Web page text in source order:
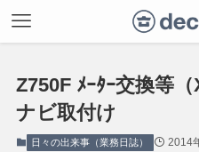
Z750F ﾒｰﾀｰ交換等
ナビ取付け
日々の出来事（業務日誌） 2014